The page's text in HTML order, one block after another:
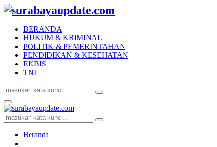
BERANDA
HUKUM & KRIMINAL
POLITIK & PEMERINTAHAN
PENDIDIKAN & KESEHATAN
EKBIS
TNI
Search
for:
Search
Facebook
Twitter
Youtube
Primary
Menu
Search
for:
Search
Beranda